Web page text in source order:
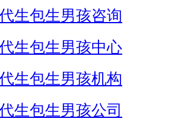
生包生男孩咨询
生包生男孩中心
生包生男孩机构
生包生男孩公司